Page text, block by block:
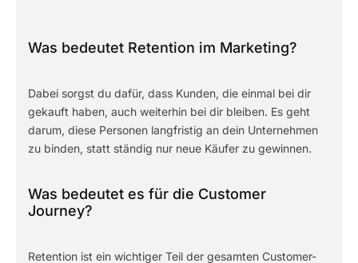
Was bedeutet Retention im Marketing?
Dabei sorgst du dafür, dass Kunden, die einmal bei dir
gekauft haben, auch weiterhin bei dir bleiben. Es geht
darum, diese Personen langfristig an dein Unternehmen
zu binden, statt ständig nur neue Käufer zu gewinnen.
Was bedeutet es für die Customer
Journey?
Retention ist ein wichtiger Teil der gesamten Customer-